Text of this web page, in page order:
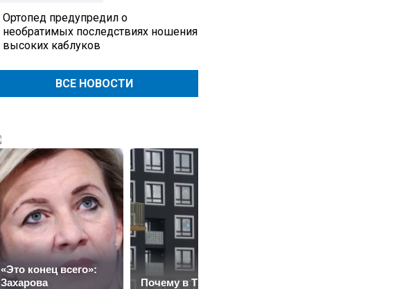
Ортопед предупредил о
необратимых последствиях ношения
высоких каблуков
ВСЕ НОВОСТИ
«Это конец всего»:
Захарова
Почему в Тюмени